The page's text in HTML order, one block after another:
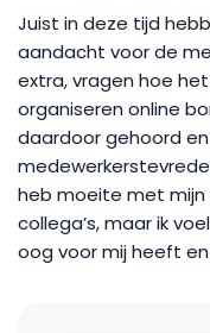
Juist in deze tijd
aandacht voor de
extra, vragen hoe
organiseren online
daardoor gehoord
heb moeite met mijn
collega’s, maar ik
oog voor mij heeft